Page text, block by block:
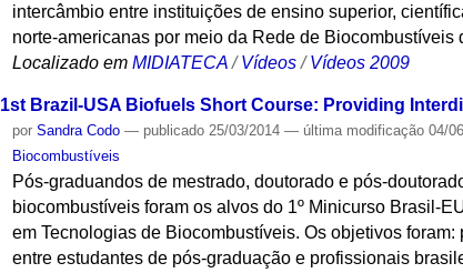
intercâmbio entre instituições de ensino superior,
norte-americanas por meio da Rede de
Localizado em MIDIATECA /Vídeos /Vídeos 2009
1st Brazil-USA Biofuels Short Course: Providing
porSandra Codo — publicado 25/03/2014— última modificação 04/
Biocombustíveis
Pós-graduandos de mestrado, doutorado e pós-
biocombustíveis foram os alvos do 1º Minicurso Brasil-
em Tecnologias de Biocombustíveis. Os objetivos
entre estudantes de pós-graduação e profissionais